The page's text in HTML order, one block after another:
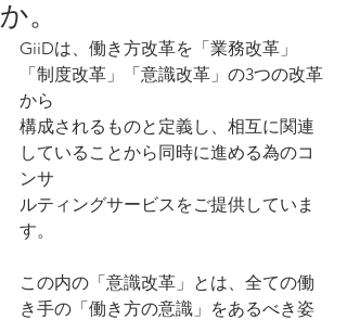
か。
GiiDは、働き方改革を「業務改革」
「制度改革」「意識改革」の3つの改革
から
構成されるものと定義し、相互に関連
していることから同時に進める為のコ
ンサ
ルティングサービスをご提供していま
す。
この内の「意識改革」とは、全ての働
き手の「働き方の意識」をあるべき姿